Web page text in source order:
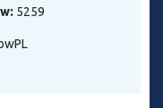
5259